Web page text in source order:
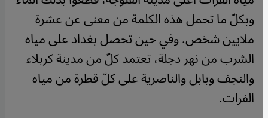
وبكلّ ما تحمل هذه الكلمة من معنى عن عشرة
ملايين شخص. وفي حين تحصل بغداد على مياه
الشرب من نهر دجلة، تعتمد كلّ من مدينة كربلاء
والنجف وبابل والناصرية على كلّ قطرة من مياه
الفرات.